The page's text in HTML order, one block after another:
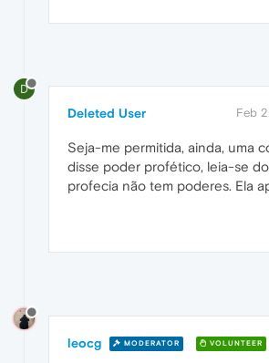
D
Deleted User Feb
Seja-me permitida, ainda, uma
disse poder profético, leia-se
profecia não tem poderes. Ela
leocg MODERATOR VOLUNTEER